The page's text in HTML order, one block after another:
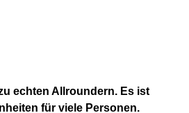
echten Allroundern. Es ist
für viele Personen.